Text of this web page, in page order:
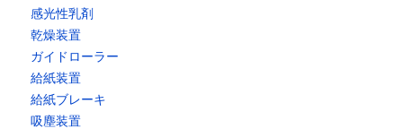
感光性乳剤
乾燥装置
ガイドローラー
給紙装置
給紙ブレーキ
吸塵装置